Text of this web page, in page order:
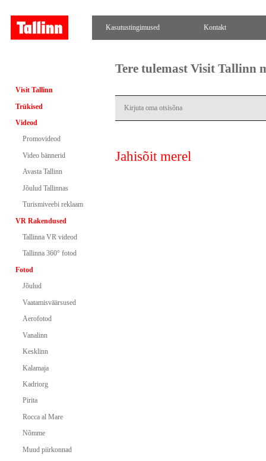
Kasutustingimused Kontakt
Visit Tallinn
Trükised
Videod
Promovideod
Video bännerid
Avasta Tallinn
Jõulud Tallinnas
Turismiveebi reklaam
VR Rakendused
Tallinna VR videod
Tallinna 360° fotod
Fotod
Jõulud
Vaatamisväärsused
Aerofotod
Vanalinn
Kesklinn
Kalamaja
Kadriorg
Pirita
Rocca al Mare
Nõmme
Muud piirkonnad
Tere tulemast Visit Tallinn
Jahisõit merel